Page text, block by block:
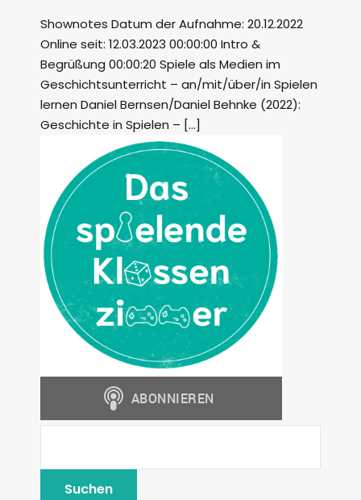
Shownotes Datum der Aufnahme: 20.12.2022
Online seit: 12.03.2023 00:00:00 Intro &
Begrüßung 00:00:20 Spiele als Medien im
Geschichtsunterricht – an/mit/über/in Spielen
lernen Daniel Bernsen/Daniel Behnke (2022):
Geschichte in Spielen – […]